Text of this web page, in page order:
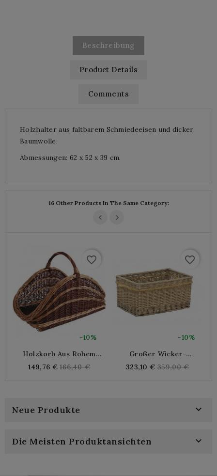
Beschreibung
Product Details
Comments
Holzhalter aus faltbarem Schmiedeeisen und dicker
Baumwolle.
Abmessungen: 62 x 52 x 39 cm.
16 Other Products In The Same Category:
-10%
favorite_border
Holzkorb Aus Rohem
149,76 € Regular
166,40 €
-10%
favorite_border
Großer Wicker-
70x48x34 Cm Seil,
323,10 € Regular
359,00 €
Neue Produkte 
Die Meisten Produktansichten 